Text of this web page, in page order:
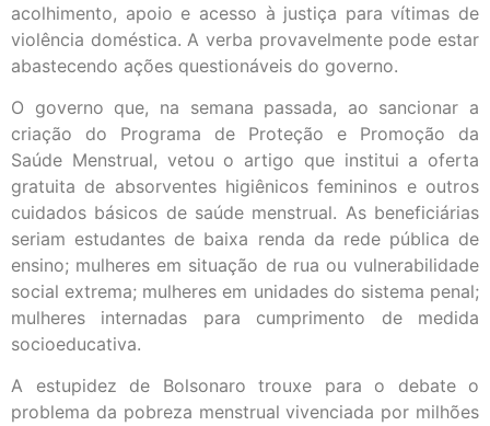
acolhimento, apoio e acesso à justiça para vítimas de
violência doméstica. A verba provavelmente pode estar
abastecendo ações questionáveis do governo.
O governo que, na semana passada, ao sancionar a
criação do Programa de Proteção e Promoção da
Saúde Menstrual, vetou o artigo que institui a oferta
gratuita de absorventes higiênicos femininos e outros
cuidados básicos de saúde menstrual. As beneficiárias
seriam estudantes de baixa renda da rede pública de
ensino; mulheres em situação de rua ou vulnerabilidade
social extrema; mulheres em unidades do sistema penal;
mulheres internadas para cumprimento de medida
socioeducativa.
A estupidez de Bolsonaro trouxe para o debate o
problema da pobreza menstrual vivenciada por milhões